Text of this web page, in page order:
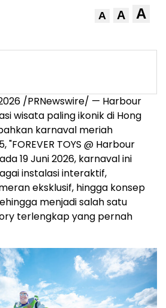
A A A
/PRNewswire/ — Harbour
wisata paling ikonik di Hong
karnaval meriah
TOYS @ Harbour
19 Juni 2026, karnaval ini
instalasi interaktif,
eksklusif, hingga konsep
menjadi salah satu
terlengkap yang pernah